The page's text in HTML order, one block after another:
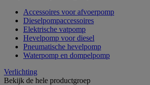
Accessoires voor afvoerpomp
Dieselpompaccessoires
Elektrische vatpomp
Hevelpomp voor diesel
Pneumatische hevelpomp
Waterpomp en dompelpomp
Verlichting
Bekijk de hele productgroep